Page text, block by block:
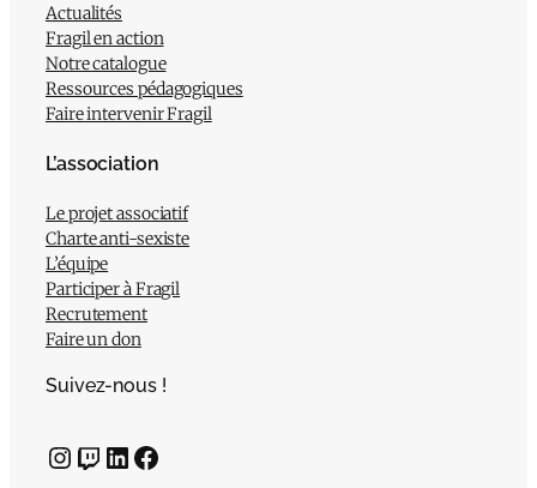
Actualités
Fragil en action
Notre catalogue
Ressources pédagogiques
Faire intervenir Fragil
L’association
Le projet associatif
Charte anti-sexiste
L’équipe
Participer à Fragil
Recrutement
Faire un don
Suivez-nous !
InstagramTwitch LinkedIn Facebook